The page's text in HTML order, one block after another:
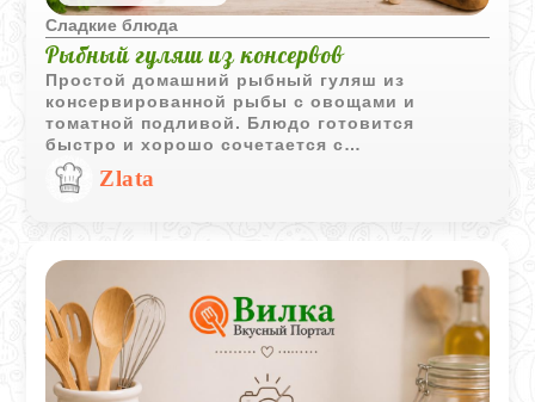
Сладкие блюда
Рыбный гуляш из консервов
Простой домашний рыбный гуляш из
консервированной рыбы с овощами и
томатной подливой. Блюдо готовится
быстро и хорошо сочетается с
картофельным пюре, рисом или гречкой.
Zlata